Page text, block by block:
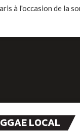
à l'occasion de la
LOCAL